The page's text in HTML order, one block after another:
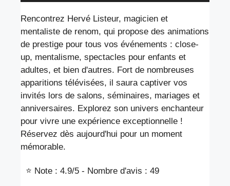
Rencontrez Hervé Listeur, magicien et
mentaliste de renom, qui propose des animations
de prestige pour tous vos événements : close-
up, mentalisme, spectacles pour enfants et
adultes, et bien d'autres. Fort de nombreuses
apparitions télévisées, il saura captiver vos
invités lors de salons, séminaires, mariages et
anniversaires. Explorez son univers enchanteur
pour vivre une expérience exceptionnelle !
Réservez dès aujourd'hui pour un moment
mémorable.
⭐ Note : 4.9/5 - Nombre d'avis : 49